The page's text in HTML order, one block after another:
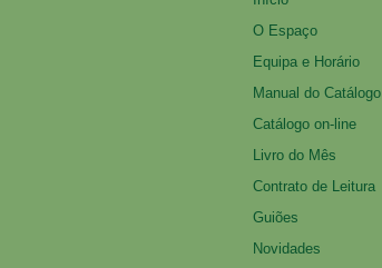
O Espaço
Equipa e Horário
Manual do Catálogo
Catálogo on-line
Livro do Mês
Contrato de Leitura
Guiões
Novidades